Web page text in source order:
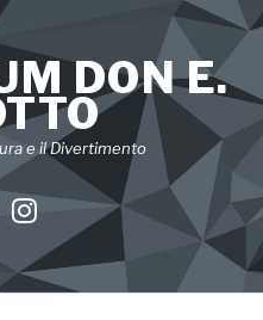
DON E.
e il Divertimento
Instagram